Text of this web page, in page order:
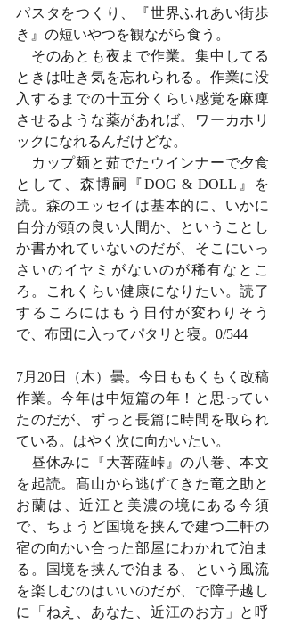
パスタをつくり、『世界ふれあい街歩
き』の短いやつを観ながら食う。
そのあとも夜まで作業。集中してる
ときは吐き気を忘れられる。作業に没
入するまでの十五分くらい感覚を麻痺
させるような薬があれば、ワーカホリ
ックになれるんだけどな。
カップ麺と茹でたウインナーで夕食
として、森博嗣『DOG & DOLL』を
読。森のエッセイは基本的に、いかに
自分が頭の良い人間か、ということし
か書かれていないのだが、そこにいっ
さいのイヤミがないのが稀有なとこ
ろ。これくらい健康になりたい。読了
するころにはもう日付が変わりそう
で、布団に入ってパタリと寝。0/544
7月20日（木）曇。今日ももくもく改稿
作業。今年は中短篇の年！と思ってい
たのだが、ずっと長篇に時間を取られ
ている。はやく次に向かいたい。
昼休みに『大菩薩峠』の八巻、本文
を起読。髙山から逃げてきた竜之助と
お蘭は、近江と美濃の境にある今須
で、ちょうど国境を挟んで建つ二軒の
宿の向かい合った部屋にわかれて泊ま
る。国境を挟んで泊まる、という風流
を楽しむのはいいのだが、で障子越し
に「ねえ、あなた、近江のお方」と呼